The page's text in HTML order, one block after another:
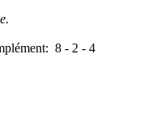
8 - 2 - 4